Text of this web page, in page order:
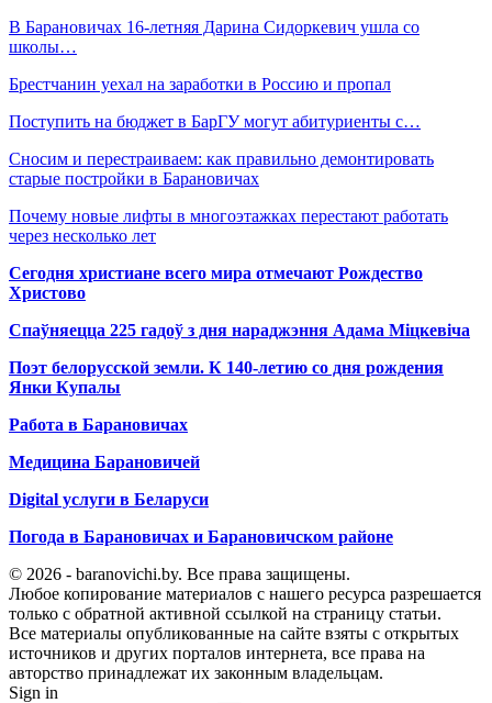
В Барановичах 16-летняя Дарина Сидоркевич ушла со
школы…
Брестчанин уехал на заработки в Россию и пропал
Поступить на бюджет в БарГУ могут абитуриенты с…
Сносим и перестраиваем: как правильно демонтировать
старые постройки в Барановичах
Почему новые лифты в многоэтажках перестают работать
через несколько лет
Сегодня христиане всего мира отмечают Рождество
Христово
Спаўняецца 225 гадоў з дня нараджэння Адама Міцкевіча
Поэт белорусской земли. К 140-летию со дня рождения
Янки Купалы
Работа в Барановичах
Медицина Барановичей
Digital услуги в Беларуси
Погода в Барановичах и Барановичском районе
© 2026 - baranovichi.by. Все права защищены.
Любое копирование материалов с нашего ресурса разрешается
только с обратной активной ссылкой на страницу статьи.
Все материалы опубликованные на сайте взяты с открытых
источников и других порталов интернета, все права на
авторство принадлежат их законным владельцам.
Sign in